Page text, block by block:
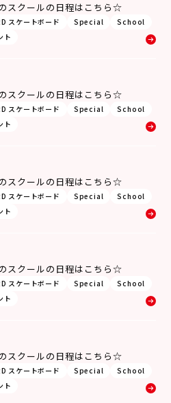
スクールの日程はこちら☆
スケートボード Special
School
ト
スクールの日程はこちら☆
スケートボード Special
School
ト
スクールの日程はこちら☆
スケートボード Special
School
ト
スクールの日程はこちら☆
スケートボード Special
School
ト
スクールの日程はこちら☆
スケートボード Special
School
ト